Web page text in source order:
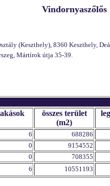
Vindornyaszőlős
(Keszthely), 8360 Keszthely,
Mártírok útja 35-39.
összes terület
(m2)
6 688286
0 9154552
0 708355
6 10551193